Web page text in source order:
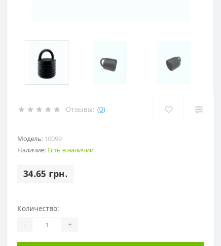
Отзывы: (0)
Модель: 10099
Наличие: Есть в наличии
34.65 грн.
Количество:
- +